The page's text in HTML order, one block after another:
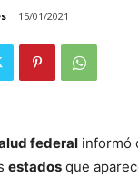
15/01/2021
federal informó
estados que